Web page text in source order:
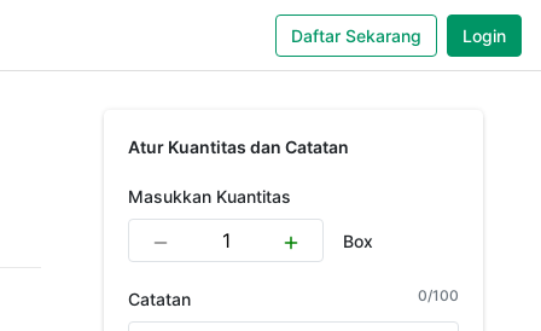
Daftar Sekarang Login
Atur Kuantitas dan Catatan
Masukkan Kuantitas
Box
Catatan 0/100